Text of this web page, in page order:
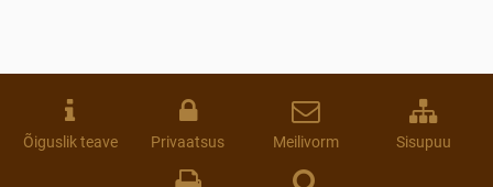
Õiguslik teave Privaatsus Meilivorm Sisupuu